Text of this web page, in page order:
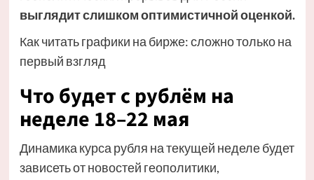
выглядит слишком оптимистичной оценкой.
Как читать графики на бирже: сложно только на
первый взгляд
Что будет с рублём на
неделе 18–22 мая
Динамика курса рубля на текущей неделе будет
зависеть от новостей геополитики,